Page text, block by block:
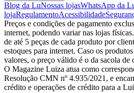
Blog da LuNossas lojasWhatsApp da
lojaRegulamentoAcessibilidade
Preços e condições de pagamento
internet, podendo variar nas lojas
de até 5 peças de cada produto por
estoques para internet. Caso os
valores, o preço válido é o da sacola de
O Magazine Luiza atua como
Resolução CMN nº 4.935/2021, e
crédito e operações de crédito para a